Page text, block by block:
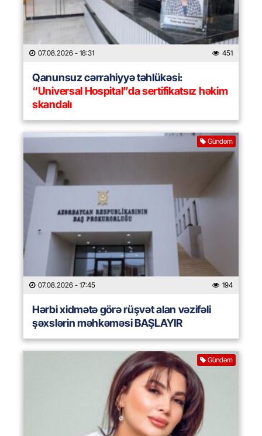
07.08.2026 - 18:31 451
Qanunsuz cərrahiyyə təhlükəsi:
“Universal Hospital”da sertifikatsız həkim
skandalı
Gündəm
07.08.2026 - 17:45 194
Hərbi xidmətə görə rüşvət alan vəzifəli
şəxslərin məhkəməsi BAŞLAYIR
Gündəm